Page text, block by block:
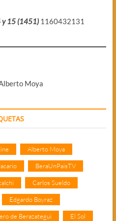
y 15 (1451) 1160432131
Moya
Alberto Moya
BeraUnPaisTV
Carlos Sueldo
Edgardo Boyraz
de Berazategui El Sol